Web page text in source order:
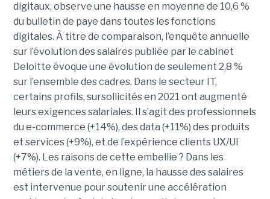
digitaux, observe une hausse en moyenne de 10,6 %
du bulletin de paye dans toutes les fonctions
digitales. À titre de comparaison, l’enquête annuelle
sur l’évolution des salaires publiée par le cabinet
Deloitte évoque une évolution de seulement 2,8 %
sur l’ensemble des cadres. Dans le secteur IT,
certains profils, sursollicités en 2021 ont augmenté
leurs exigences salariales. Il s’agit des professionnels
du e-commerce (+14%), des data (+11%) des produits
et services (+9%), et de l’expérience clients UX/UI
(+7%). Les raisons de cette embellie ? Dans les
métiers de la vente, en ligne, la hausse des salaires
est intervenue pour soutenir une accélération